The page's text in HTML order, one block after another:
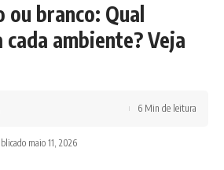
branco: Qual
cada ambiente? Veja
maio 11, 2026
6 Min de leitura